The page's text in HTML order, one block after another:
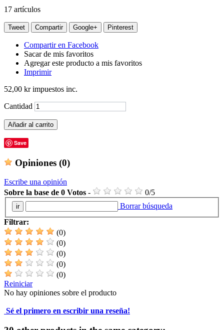
17 artículos
Tweet Compartir Google+ Pinterest
Compartir en Facebook
Sacar de mis favoritos
Agregar este producto a mis favoritos
Imprimir
52,00 krimpuestos inc.
Cantidad
Añadir al carrito
Save
Opiniones (0)
Escribe una opinión
Sobre la base de 0 Votos - 0/5
Borrar búsqueda
Filtrar:
(0)
(0)
(0)
(0)
(0)
Reiniciar
No hay opiniones sobre el producto
Sé el primero en escribir una reseña!